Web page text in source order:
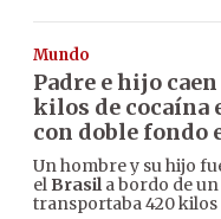
Mundo
Padre e hijo
kilos de cocaína
con doble fondo
Un hombre y su hijo
el Brasila bordo de
transportaba 420 kilos